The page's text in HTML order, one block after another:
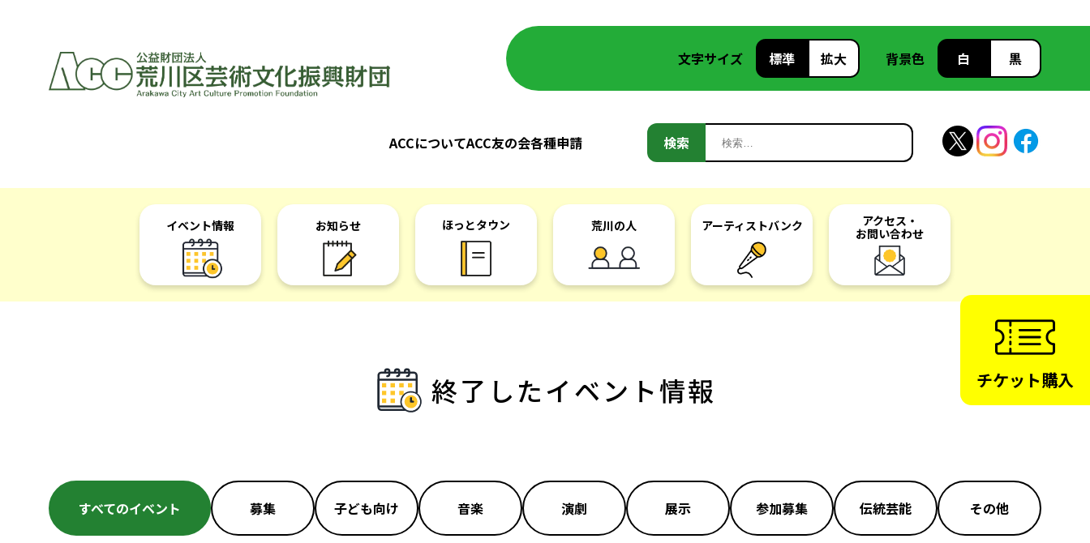
文字サイズ 標準 拡大 背景色 白 黒
ACCについてACC友の会各種申請 検索
イベント情報 お知らせ ほっとタウン 荒川の人 アーティストバンク
アクセス・
お問い合わせ
チケット購入
終了したイベント情報
すべてのイベント 募集 子ども向け 音楽 演劇 展示 参加募集 伝統芸能 その他